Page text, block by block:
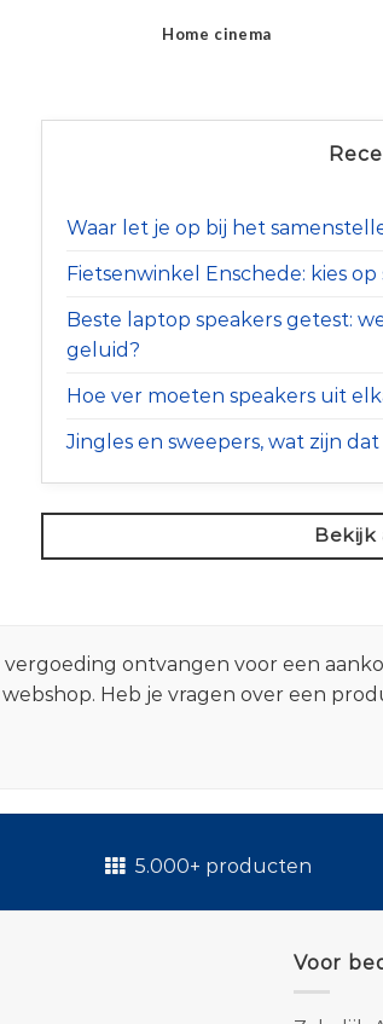
Home cinema
Waar let je op bij het
Fietsenwinkel Enschede: kies
Beste laptop speakers getest:
geluid?
Hoe ver moeten speakers uit
Jingles en sweepers, wat zijn
Bekijk
ontvangen voor een
Heb je vragen over een
5.000+ producten
Voor